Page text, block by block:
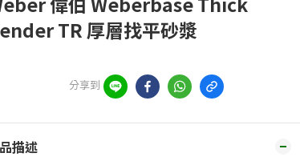
TR 厚層找平砂漿
分享到
描述